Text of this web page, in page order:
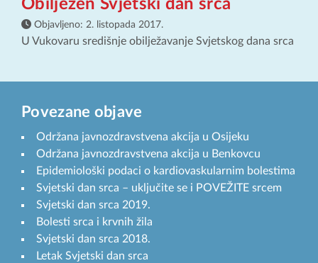
Obilježen Svjetski dan srca
Objavljeno: 2. listopada 2017.
U Vukovaru središnje obilježavanje Svjetskog dana srca
Povezane objave
Održana javnozdravstvena akcija u Osijeku
Održana javnozdravstvena akcija u Benkovcu
Epidemiološki podaci o kardiovaskularnim bolestima
Svjetski dan srca – uključite se i POVEŽITE srcem
Svjetski dan srca 2019.
Bolesti srca i krvnih žila
Svjetski dan srca 2018.
Letak Svjetski dan srca